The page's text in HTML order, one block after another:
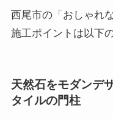
西尾市の「おしゃれ
施工ポイントは以下
天然石をモダンデ
タイルの門柱